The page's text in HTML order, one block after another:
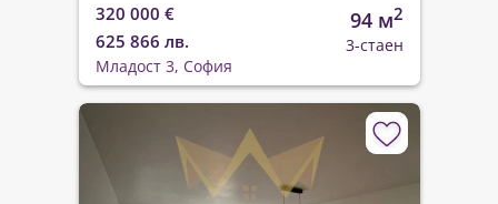
320 000 €
625 866 лв.
94 м2
3-стаен
Младост 3, София